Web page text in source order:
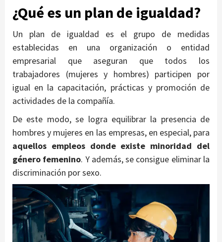
¿Qué es un plan de igualdad?
Un plan de igualdad es el grupo de medidas
establecidas en una organización o entidad
empresarial que aseguran que todos los
trabajadores (mujeres y hombres) participen por
igual en la capacitación, prácticas y promoción de
actividades de la compañía.
De este modo, se logra equilibrar la presencia de
hombres y mujeres en las empresas, en especial, para
aquellos empleos donde existe minoridad del
género femenino. Y además, se consigue eliminar la
discriminación por sexo.